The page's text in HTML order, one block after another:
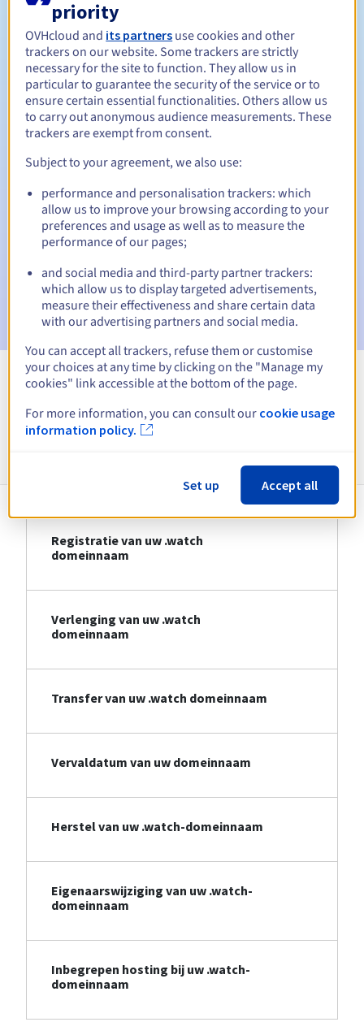
Verlengingsperiode Tussen 1 en 10 jaar
Inlosperiode 30 dagen
Automatische meldingen:
Waarschuwings-e-mails:60, 30, 15, 7 en 3 dagen vóór de
vervaldatum
E-mail op de vervaldatumom de schorsing van de
domeinnaam te melden
E-mail na de Redemption Grace Periodom de
verwijdering van de domeinnaam te melden
Bekijk alle extensies
Informatie over .watch
Registratie van uw .watch
domeinnaam
Verlenging van uw .watch
domeinnaam
Transfer van uw .watch domeinnaam
Vervaldatum van uw domeinnaam
Herstel van uw .watch-domeinnaam
Eigenaarswijziging van uw .watch-
domeinnaam
Inbegrepen hosting bij uw .watch-
domeinnaam
priority
OVHcloud and its partners use cookies and other
trackers on our website. Some trackers are strictly
necessary for the site to function. They allow us in
particular to guarantee the security of the service or to
ensure certain essential functionalities. Others allow us
to carry out anonymous audience measurements. These
trackers are exempt from consent.
Subject to your agreement, we also use:
performance and personalisation trackers: which
allow us to improve your browsing according to your
preferences and usage as well as to measure the
performance of our pages;
and social media and third-party partner trackers:
which allow us to display targeted advertisements,
measure their effectiveness and share certain data
with our advertising partners and social media.
You can accept all trackers, refuse them or customise
your choices at any time by clicking on the "Manage my
cookies" link accessible at the bottom of the page.
For more information, you can consult our cookie usage
information policy.
Set up Accept all